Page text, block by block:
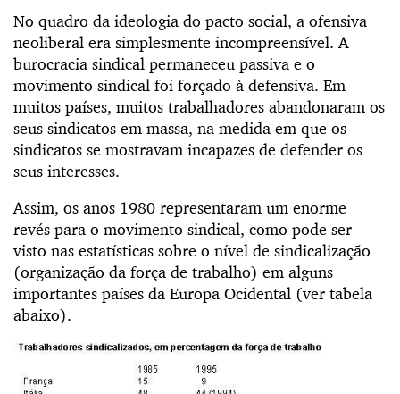
No quadro da ideologia do pacto social, a ofensiva
neoliberal era simplesmente incompreensível. A
burocracia sindical permaneceu passiva e o
movimento sindical foi forçado à defensiva. Em
muitos países, muitos trabalhadores abandonaram os
seus sindicatos em massa, na medida em que os
sindicatos se mostravam incapazes de defender os
seus interesses.
Assim, os anos 1980 representaram um enorme
revés para o movimento sindical, como pode ser
visto nas estatísticas sobre o nível de sindicalização
(organização da força de trabalho) em alguns
importantes países da Europa Ocidental (ver tabela
abaixo).